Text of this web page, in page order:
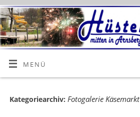
MENÜ
Kategoriearchiv: Fotogalerie Käsemarkt